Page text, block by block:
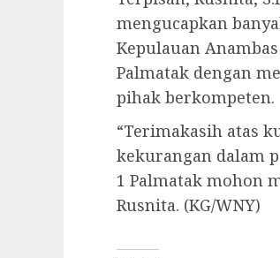
mengucapkan
Kepulauan
Palmatak dengan
pihak berkompeten.
“Terimakasih atas
kekurangan dalam
1 Palmatak mohon
Rusnita. (KG/WNY)